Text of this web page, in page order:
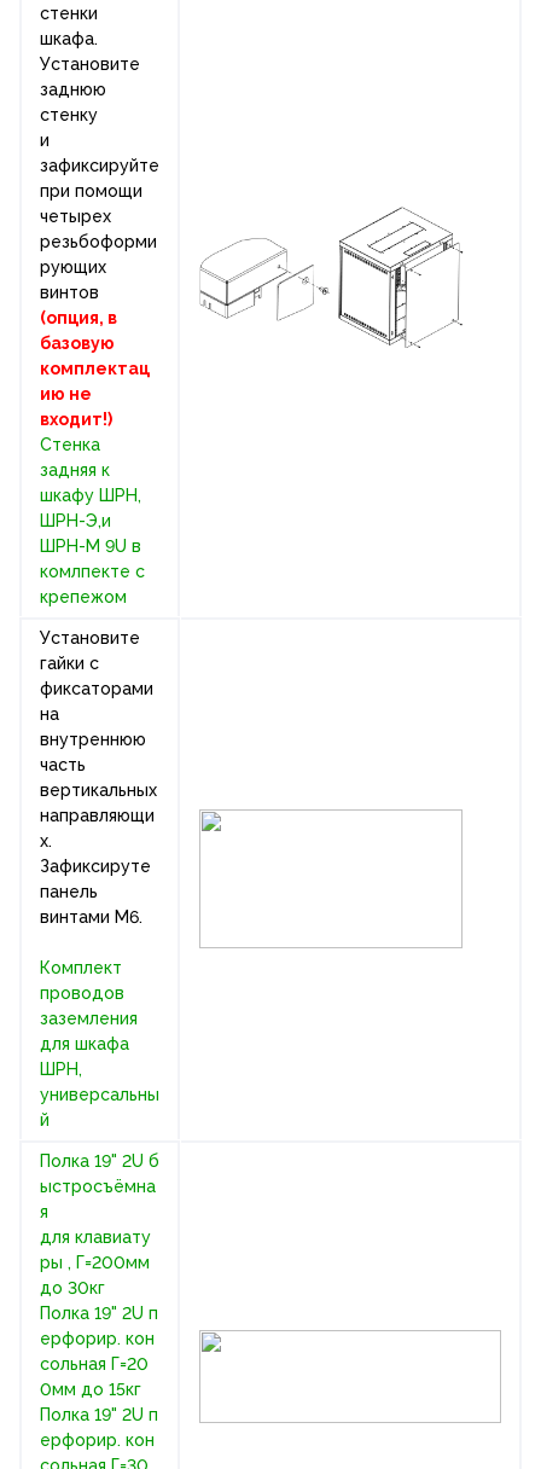
стенки
шкафа.
Установите
заднюю
стенку
и
зафиксируйте
при помощи
четырех
резьбоформи
рующих
винтов
(опция, в
базовую
комплектац
ию не
входит!)
Стенка
задняя к
шкафу ШРН,
ШРН-Э,и
ШРН-М 9U в
комлпекте с
крепежом
Установите
гайки с
фиксаторами
на
внутреннюю
часть
вертикальных
направляющи
х.
Зафиксируте
панель
винтами М6.
Комплект
проводов
заземления
для шкафа
ШРН,
универсальны
й
Полка 19" 2U б
ыстросъёмна
я
для клавиату
ры , Г=200мм
до 30кг
Полка 19" 2U п
ерфорир. кон
сольная Г=20
0мм до 15кг
Полка 19" 2U п
ерфорир. кон